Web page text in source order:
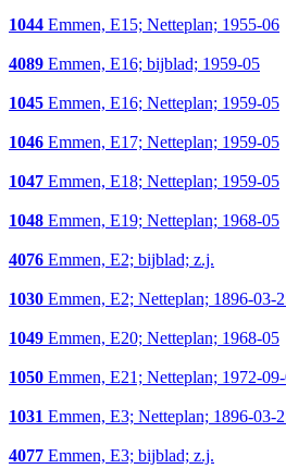
1044 Emmen, E15; Netteplan; 1955-06
4089 Emmen, E16; bijblad; 1959-05
1045 Emmen, E16; Netteplan; 1959-05
1046 Emmen, E17; Netteplan; 1959-05
1047 Emmen, E18; Netteplan; 1959-05
1048 Emmen, E19; Netteplan; 1968-05
4076 Emmen, E2; bijblad; z.j.
1030 Emmen, E2; Netteplan; 1896-03-
1049 Emmen, E20; Netteplan; 1968-05
1050 Emmen, E21; Netteplan; 1972-
1031 Emmen, E3; Netteplan; 1896-03-
4077 Emmen, E3; bijblad; z.j.